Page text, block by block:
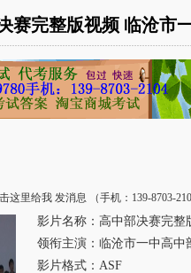
赛完整版视频 临沧市
影片名称：高中部决赛完整
领衔主演：临沧市一中高中
影片格式：ASF